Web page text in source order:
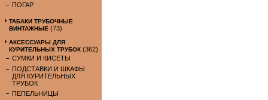
ПОГАР
ТАБАКИ ТРУБОЧНЫЕ
ВИНТАЖНЫЕ (73)
АКСЕССУАРЫ ДЛЯ
КУРИТЕЛЬНЫХ ТРУБОК (362)
СУМКИ И КИСЕТЫ
ПОДСТАВКИ И ШКАФЫ
ДЛЯ КУРИТЕЛЬНЫХ
ТРУБОК
ПЕПЕЛЬНИЦЫ